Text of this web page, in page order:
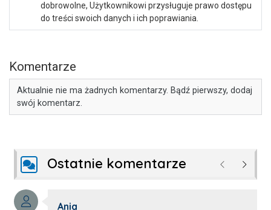
dobrowolne, Użytkownikowi przysługuje prawo dostępu
do treści swoich danych i ich poprawiania.
Komentarze
Aktualnie nie ma żadnych komentarzy. Bądź pierwszy, dodaj
swój komentarz.
Ostatnie komentarze Poprzednie
Autor komentarza:
Ania